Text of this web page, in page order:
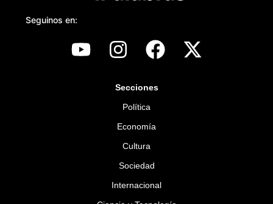
Seguinos en:
Secciones
Política
Economía
Cultura
Sociedad
Internacional